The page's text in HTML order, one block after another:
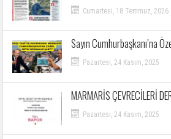
Cumartesi, 18 Temmuz, 2026
Sayın Cumhurbaşkanı’na
Pazartesi, 24 Kasım, 2025
MARMARİS ÇEVRECİLERİ
Pazartesi, 24 Kasım, 2025